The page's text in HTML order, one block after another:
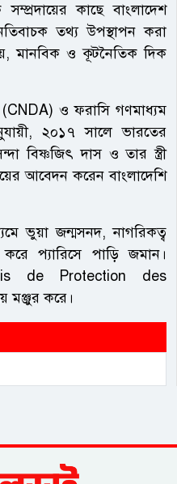
কাছে বাংলাদেশ
তথ্য উপস্থাপন করা
মানবিক ও কূটনৈতিক দিক
(CNDA) ও ফরাসি গণমাধ্যম
২০১৭ সালে ভারতের
বিষ্ণজিৎ দাস ও তার স্ত্রী
আবেদন করেন বাংলাদেশি
ভুয়া জন্মসনদ, নাগরিকত্ব
প্যারিসে পাড়ি জমান।
de Protection des
মঞ্জুর করে।